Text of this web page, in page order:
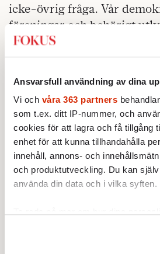
Ansvarsfull användning av dina
Vi och våra 363 partners
som t.ex. ditt IP-nummer, och
cookies för att lagra och få tillgång
enhet för att kunna tillhandahålla
innehåll, annons- och
och produktutveckling. Du kan
använda din data och i vilka syften.
Du kan ändra eller dra tillbaka ditt
icke-övrig fråga. Vår
föreningar och behörigt
för ensam för det, jag
ensam. Tillika
Jag klarar bara av sånt
borde få en ny grundlag
som man kan köpa på
valsystem där väljarna kan
regeringssamverkan.
av statsråd innan de
heller vad jag ska rösta på.